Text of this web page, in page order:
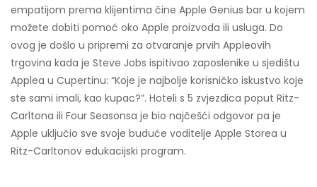
empatijom prema klijentima čine Apple Genius bar u kojem
možete dobiti pomoć oko Apple proizvoda ili usluga. Do
ovog je došlo u pripremi za otvaranje prvih Appleovih
trgovina kada je Steve Jobs ispitivao zaposlenike u sjedištu
Applea u Cupertinu: “Koje je najbolje korisničko iskustvo koje
ste sami imali, kao kupac?”. Hoteli s 5 zvjezdica poput Ritz-
Carltona ili Four Seasonsa je bio najčešći odgovor pa je
Apple uključio sve svoje buduće voditelje Apple Storea u
Ritz-Carltonov edukacijski program.